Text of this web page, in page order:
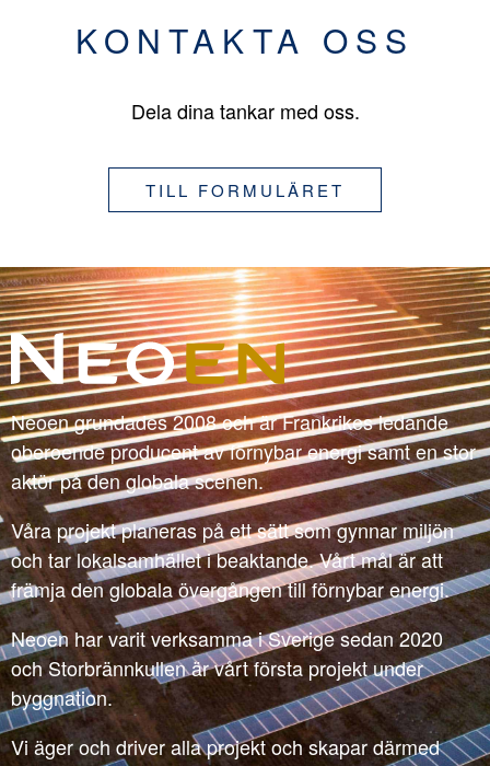
KONTAKTA OSS
Dela dina tankar med oss.
TILL FORMULÄRET
Neoen grundades 2008 och är Frankrikes ledande
oberoende producent av förnybar energi samt en stor
aktör på den globala scenen.
Våra projekt planeras på ett sätt som gynnar miljön
och tar lokalsamhället i beaktande. Vårt mål är att
främja den globala övergången till förnybar energi.
Neoen har varit verksamma i Sverige sedan 2020
och Storbrännkullen är vårt första projekt under
byggnation.
Vi äger och driver alla projekt och skapar därmed